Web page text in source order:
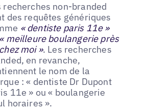
recherches non-branded
des requêtes génériques
« dentiste paris 11e »
« meilleure boulangerie près
moi ». Les recherches
en revanche,
le nom de la
: « dentiste Dr Dupont
11e » ou « boulangerie
horaires ».